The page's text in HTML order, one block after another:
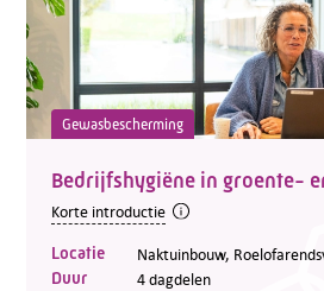
Gewasbescherming
Bedrijfshygiëne in groente-
Korte introductie
Locatie Naktuinbouw,
Duur 4 dagdelen